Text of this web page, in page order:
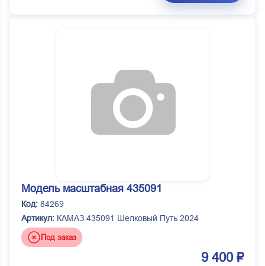
Модель масштабная 435091
Код: 84269
Артикул: КАМАЗ 435091 Шелковый Путь 2024
Под заказ
9 400 ₽